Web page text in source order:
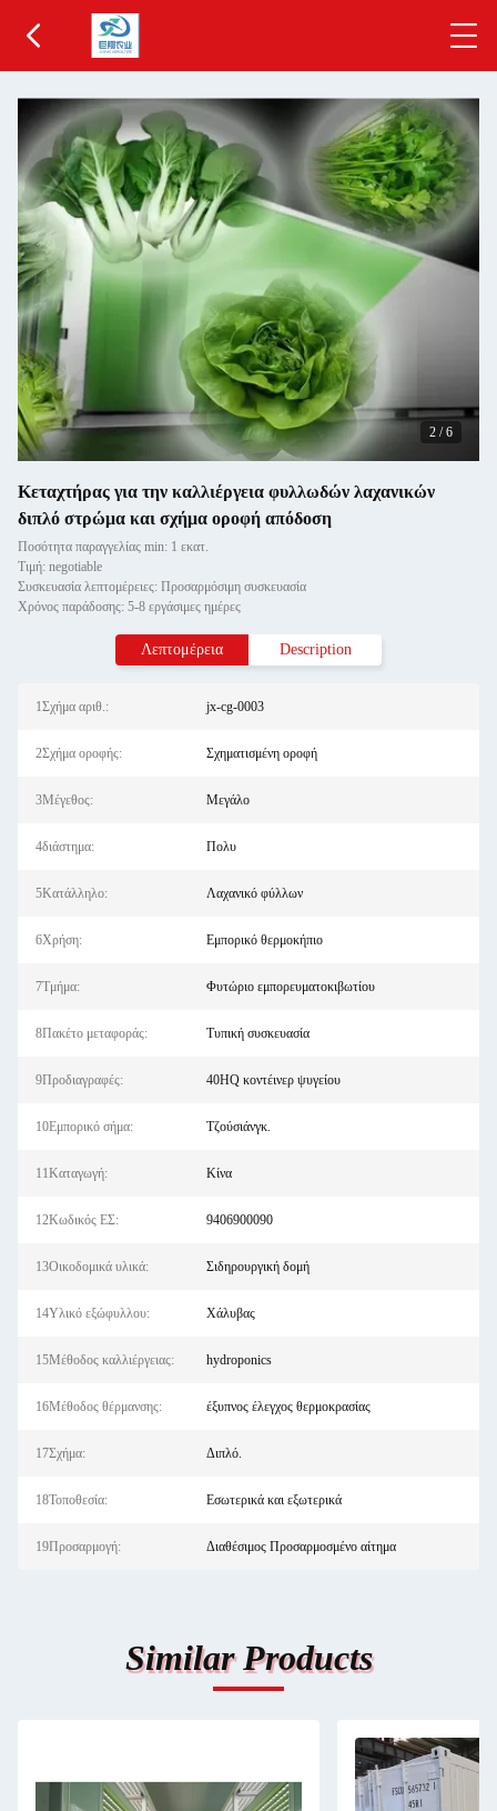
2 /6
Κεταχτήρας για την καλλιέργεια φυλλωδών λαχανικών
διπλό στρώμα και σχήμα οροφή απόδοση
Ποσότητα παραγγελίας min: 1 εκατ.
Τιμή: negotiable
Συσκευασία λεπτομέρειες: Προσαρμόσιμη συσκευασία
Χρόνος παράδοσης: 5-8 εργάσιμες ημέρες
Λεπτομέρεια Description
1Σχήμα αριθ.: jx-cg-0003
2Σχήμα οροφής: Σχηματισμένη οροφή
3Μέγεθος: Μεγάλο
4διάστημα: Πολυ
5Κατάλληλο: Λαχανικό φύλλων
6Χρήση: Εμπορικό θερμοκήπιο
7Τμήμα: Φυτώριο εμπορευματοκιβωτίου
8Πακέτο μεταφοράς: Τυπική συσκευασία
9Προδιαγραφές: 40HQ κοντέινερ ψυγείου
10Εμπορικό σήμα: Τζούσιάνγκ.
11Καταγωγή: Κίνα
12Κωδικός ΕΣ: 9406900090
13Οικοδομικά υλικά: Σιδηρουργική δομή
14Υλικό εξώφυλλου: Χάλυβας
15Μέθοδος καλλιέργειας: hydroponics
16Μέθοδος θέρμανσης: έξυπνος έλεγχος θερμοκρασίας
17Σχήμα: Διπλό.
18Τοποθεσία: Εσωτερικά και εξωτερικά
19Προσαρμογή: Διαθέσιμος Προσαρμοσμένο αίτημα
Similar Products